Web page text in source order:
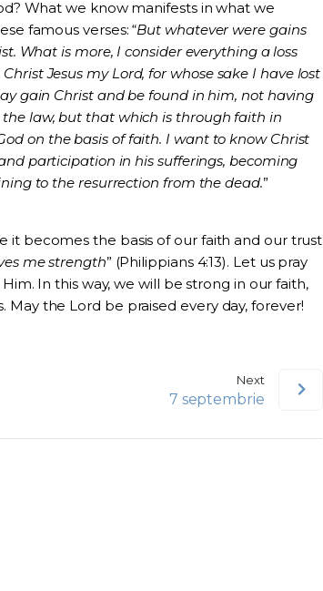
What we know manifests in what we
famous verses: “But whatever were gains
What is more, I consider everything a loss
Jesus my Lord, for whose sake I have lost
gain Christ and be found in him, not having
law, but that which is through faith in
on the basis of faith. I want to know Christ
participation in his sufferings, becoming
to the resurrection from the dead.”
it becomes the basis of our faith and our trust
me strength” (Philippians 4:13). Let us pray
In this way, we will be strong in our faith,
the Lord be praised every day, forever!
Next
7 septembrie